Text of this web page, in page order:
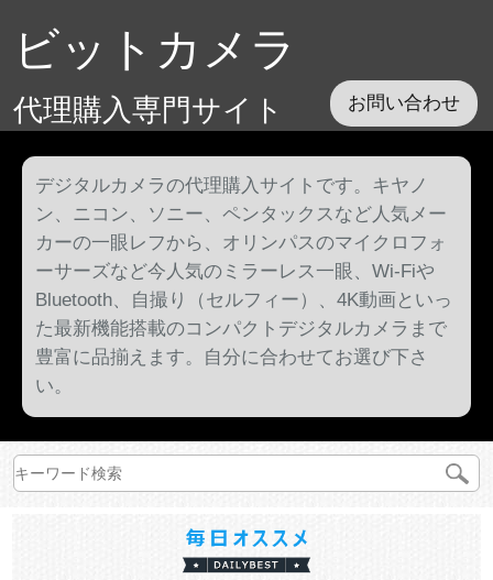
ビットカメラ
代理購入専門サイト お問い合わせ
デジタルカメラの代理購入サイトです。キヤノ
ン、ニコン、ソニー、ペンタックスなど人気メー
カーの一眼レフから、オリンパスのマイクロフォ
ーサーズなど今人気のミラーレス一眼、Wi-Fiや
Bluetooth、自撮り（セルフィー）、4K動画といっ
た最新機能搭載のコンパクトデジタルカメラまで
豊富に品揃えます。自分に合わせてお選び下さ
い。